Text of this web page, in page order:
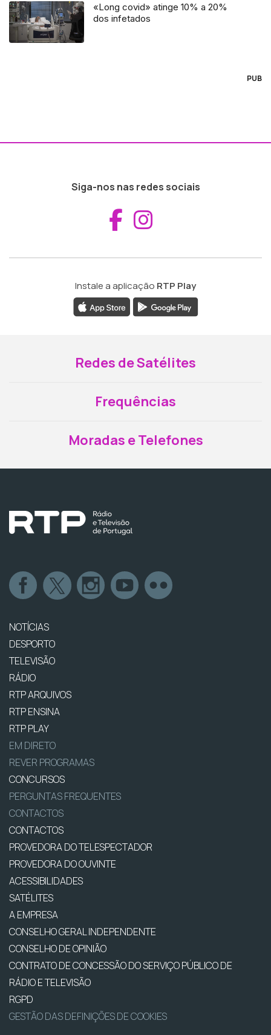
«Long covid» atinge 10% a 20%
dos infetados
PUB
Siga-nos nas redes sociais
Aceder ao
Instale a aplicação RTP Play
Redes de Satélites
Frequências
Moradas e Telefones
NOTÍCIAS
DESPORTO
TELEVISÃO
RÁDIO
RTP ARQUIVOS
RTP ENSINA
RTP PLAY
EM DIRETO
REVER PROGRAMAS
CONCURSOS
PERGUNTAS FREQUENTES
CONTACTOS
CONTACTOS
PROVEDORA DO TELESPECTADOR
PROVEDORA DO OUVINTE
ACESSIBILIDADES
SATÉLITES
A EMPRESA
CONSELHO GERAL INDEPENDENTE
CONSELHO DE OPINIÃO
CONTRATO DE CONCESSÃO DO SERVIÇO PÚBLICO DE
RÁDIO E TELEVISÃO
RGPD
GESTÃO DAS DEFINIÇÕES DE COOKIES